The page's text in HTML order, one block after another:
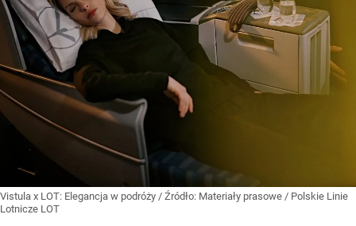
Vistula x LOT: Elegancja w podróży / Źródło: Materiały prasowe / Polskie Linie
Lotnicze LOT